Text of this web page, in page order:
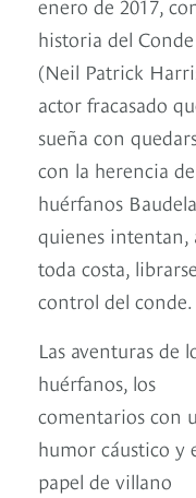
historia del
(Neil Patrick
actor fracasado
sueña con
con la herencia
huérfanos
quienes intentan,
toda costa,
control del conde.
Las aventuras de
huérfanos, los
comentarios con
humor cáustico y
papel de villano